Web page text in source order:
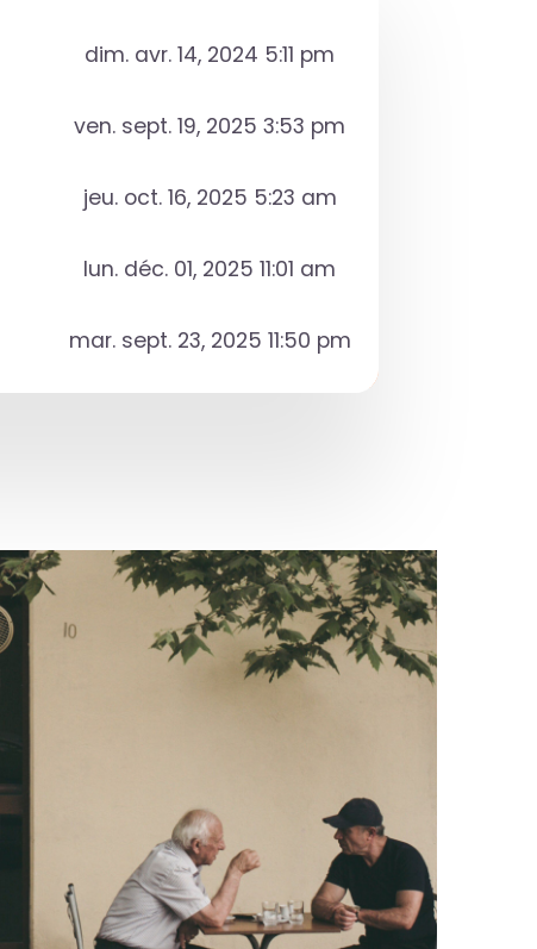
dim. avr. 14, 2024 5:11 pm
ven. sept. 19, 2025 3:53 pm
jeu. oct. 16, 2025 5:23 am
lun. déc. 01, 2025 11:01 am
mar. sept. 23, 2025 11:50 pm